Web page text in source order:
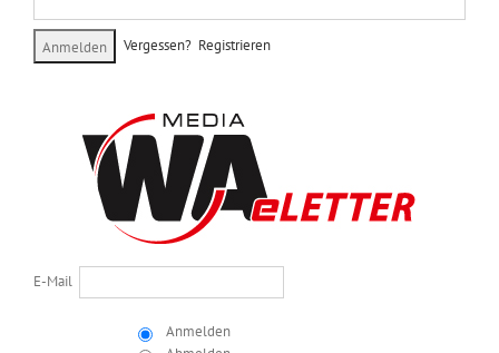
Vergessen? Registrieren
E-Mail
Anmelden